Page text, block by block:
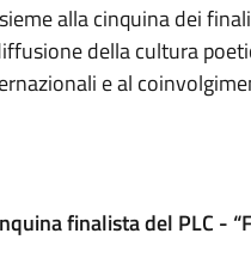
alla cinquina dei
della cultura
e al
finalista del PLC -